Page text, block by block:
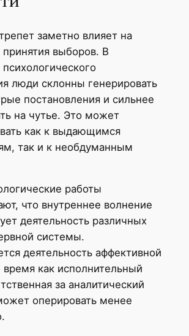
заметно влияет на
выборов. В
люди склонны генерировать
постановления и сильнее
на чутье. Это может
как к выдающимся
так и к необдуманным
работы
что внутреннее волнение
деятельность различных
системы.
деятельность аффективной
как исполнительный
за аналитический
оперировать менее